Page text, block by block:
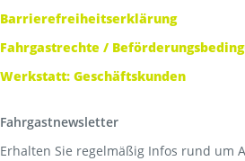
Barrierefreiheitserklärung
Fahrgastrechte /
Werkstatt: Geschäftskunden
Fahrgastnewsletter
Erhalten Sie regelmäßig Infos rund um